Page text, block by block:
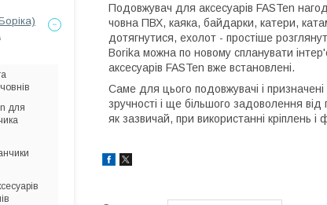
Подовжувач для аксесуарів FASTen
човна ПВХ, каяка, байдарки, катери,
дотягнутися, ехолот - простіше
Borika можна по новому спланувати
аксесуарів FASTen вже встановлені.
Саме для цього подовжувачі і
зручності і ще більшого задоволення
як зазвичай, при використанні кріплень
для